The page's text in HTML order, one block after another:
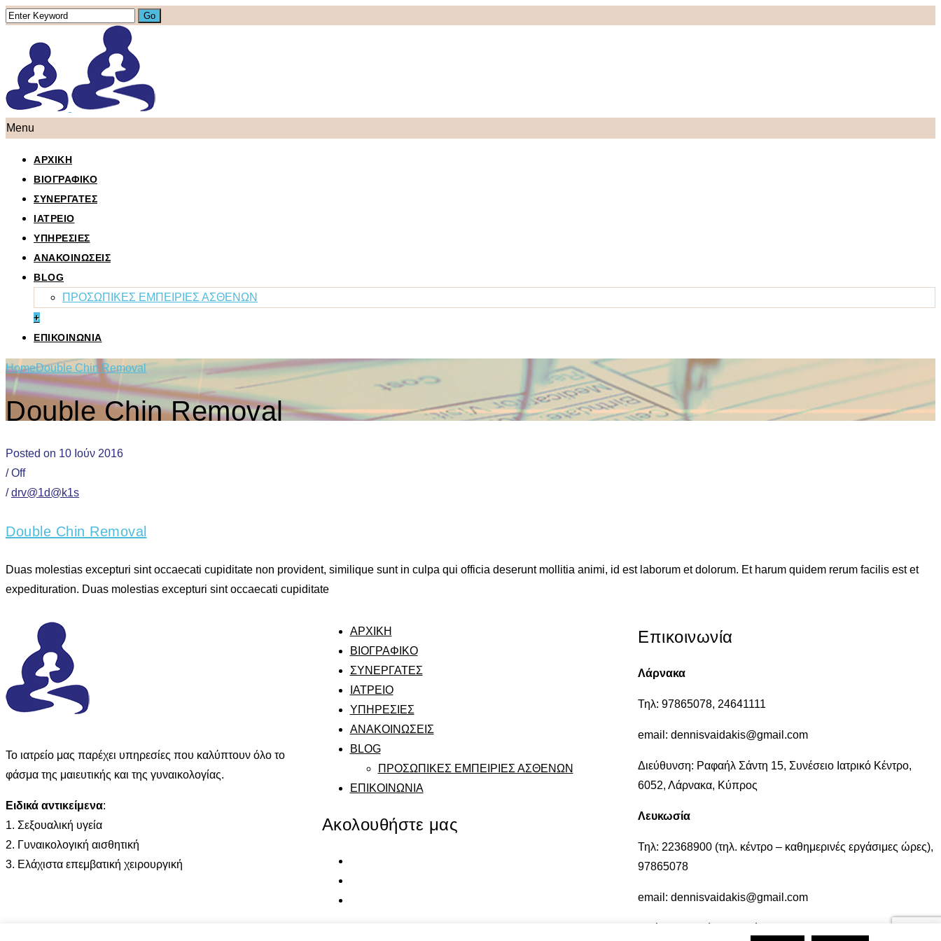
Menu
ΑΡΧΙΚΗ
ΒΙΟΓΡΑΦΙΚΟ
ΣΥΝΕΡΓΑΤΕΣ
ΙΑΤΡΕΙΟ
ΥΠΗΡΕΣΙΕΣ
ΑΝΑΚΟΙΝΩΣΕΙΣ
BLOG
ΠΡΟΣΩΠΙΚΕΣ ΕΜΠΕΙΡΙΕΣ ΑΣΘΕΝΩΝ
+
ΕΠΙΚΟΙΝΩΝΙΑ
HomeDouble Chin Removal
Double Chin Removal
Posted on 10 Ιούν 2016
/Off
/drv@1d@k1s
Double Chin Removal
Duas molestias excepturi sint occaecati cupiditate non provident, similique sunt in culpa qui officia deserunt mollitia animi, id est laborum et dolorum. Et harum quidem rerum facilis est et
expedituration. Duas molestias excepturi sint occaecati cupiditate
Το ιατρείο μας παρέχει υπηρεσίες που καλύπτουν όλο το
φάσμα της μαιευτικής και της γυναικολογίας.
Ειδικά αντικείμενα:
1. Σεξουαλική υγεία
2. Γυναικολογική αισθητική
3. Ελάχιστα επεμβατική χειρουργική
ΑΡΧΙΚΗ
ΒΙΟΓΡΑΦΙΚΟ
ΣΥΝΕΡΓΑΤΕΣ
ΙΑΤΡΕΙΟ
ΥΠΗΡΕΣΙΕΣ
ΑΝΑΚΟΙΝΩΣΕΙΣ
BLOG
ΠΡΟΣΩΠΙΚΕΣ ΕΜΠΕΙΡΙΕΣ ΑΣΘΕΝΩΝ
ΕΠΙΚΟΙΝΩΝΙΑ
Ακολουθήστε μας
Επικοινωνία
Λάρνακα
Τηλ: 97865078, 24641111
email: dennisvaidakis@gmail.com
Διεύθυνση: Ραφαήλ Σάντη 15, Συνέσειο Ιατρικό Κέντρο,
6052, Λάρνακα, Κύπρος
Λευκωσία
Τηλ: 22368900 (τηλ. κέντρο – καθημερινές εργάσιμες ώρες),
97865078
email: dennisvaidakis@gmail.com